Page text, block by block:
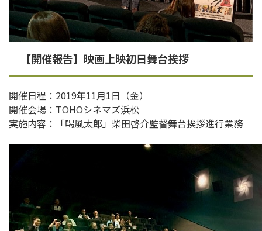
【開催報告】映画上映初日舞台挨拶
開催日程：2019年11月1日（金）
開催会場：TOHOシネマズ浜松
実施内容：「喝風太郎」柴田啓介監督舞台挨拶進行業務